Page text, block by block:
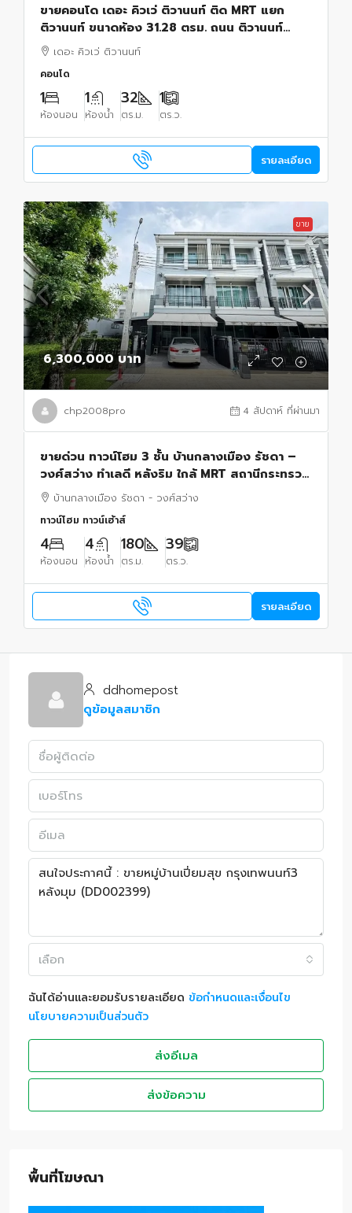
ขายคอนโด เดอะ คิวเว่ ติวานนท์ ติด MRT แยก
ติวานนท์ ขนาดห้อง 31.28 ตรม. ถนน ติวานนท์
ตำบลบางเขน อำเภอเมือง จังหวัดนนทบุรี
เดอะ คิวเว่ ติวานนท์
คอนโด
1
ห้องนอน
1
ห้องน้ำ
32
ตร.ม.
1
ตร.ว.
รายละเอียด
ขาย
6,300,000 บาท
chp2008pro 4 สัปดาห์ ที่ผ่านมา
ขายด่วน ทาวน์โฮม 3 ชั้น บ้านกลางเมือง รัชดา –
วงศ์สว่าง ทำเลดี หลังริม ใกล้ MRT สถานีกระทรวง
สาธารณสุข
บ้านกลางเมือง รัชดา - วงศ์สว่าง
ทาวน์โฮม ทาวน์เฮ้าส์
4
ห้องนอน
4
ห้องน้ำ
180
ตร.ม.
39
ตร.ว.
รายละเอียด
ddhomepost
ดูข้อมูลสมาชิก
เลือก
ฉันได้อ่านและยอมรับรายละเอียด ข้อกำหนดและเงื่อนไข
นโยบายความเป็นส่วนตัว
ส่งอีเมล
ส่งข้อความ
พื้นที่โฆษณา